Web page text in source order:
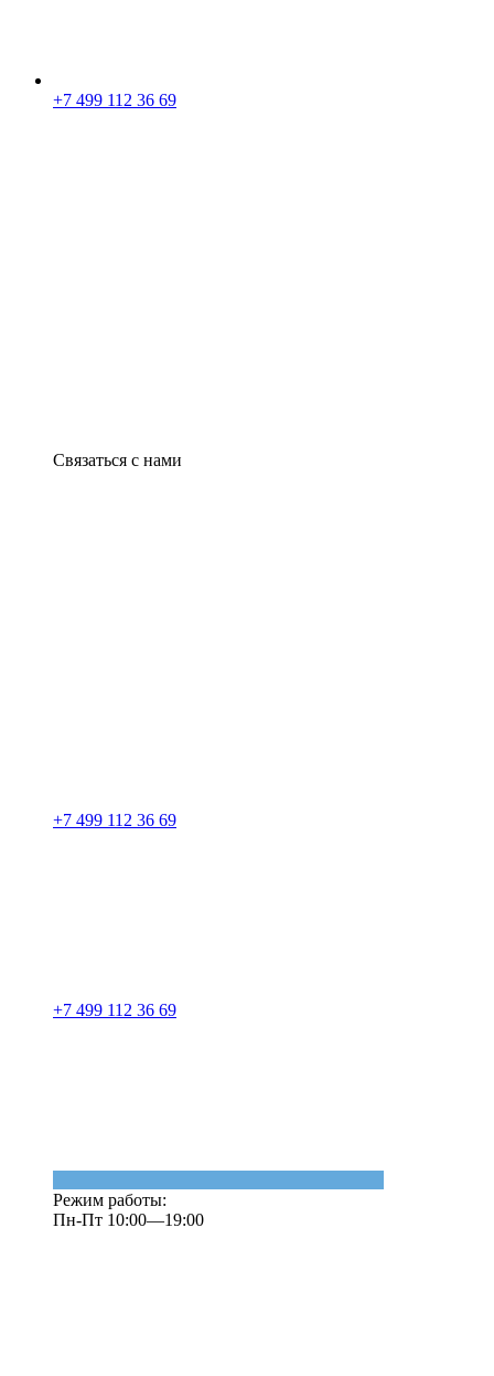
+7 499 112 36 69
Связаться с нами
+7 499 112 36 69
+7 499 112 36 69
Режим работы:
Пн-Пт 10:00—19:00